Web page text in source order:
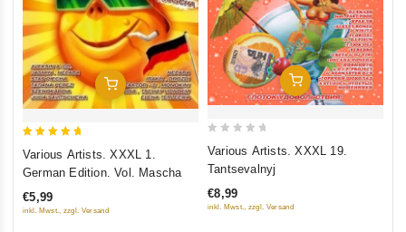
In Den Warenkorb
Various Artists. XXXL 1.
German Edition. Vol. Mascha
€5,99
inkl. Mwst., zzgl. Versand
In Den Warenkorb
5
Various Artists. XXXL 19.
Tantsevalnyj
€8,99
inkl. Mwst., zzgl. Versand